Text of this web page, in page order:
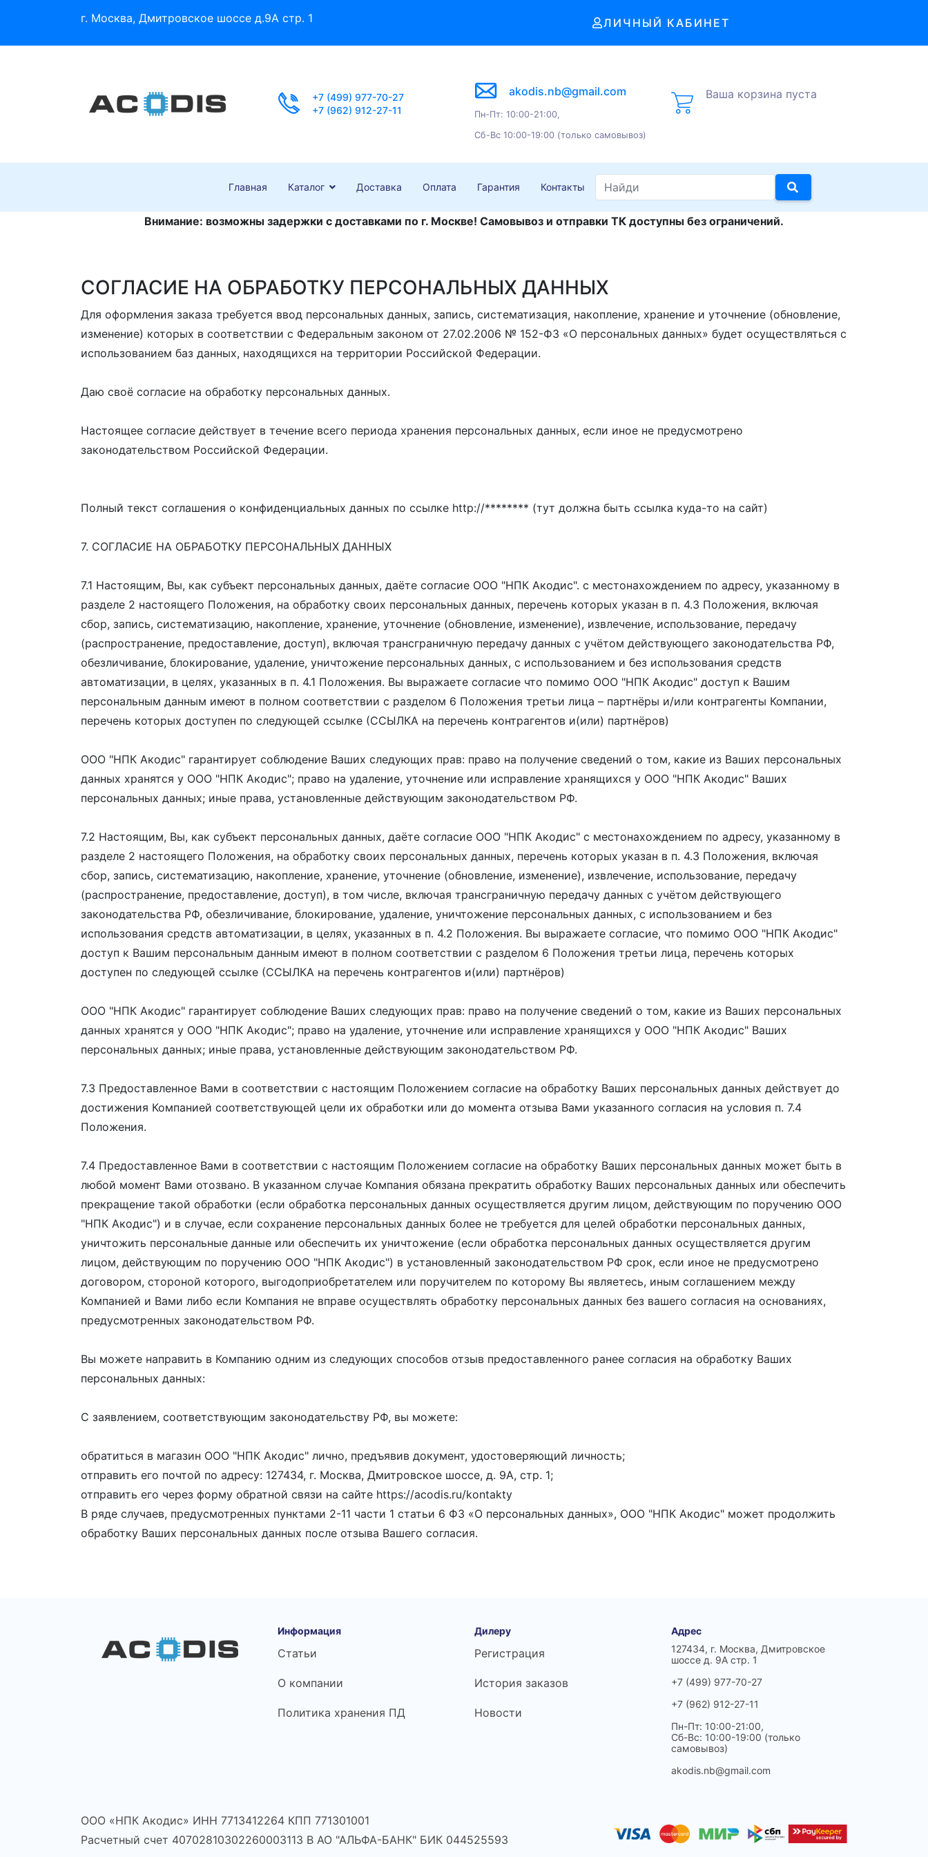
г. Москва, Дмитровское шоссе д.9А стр. 1 ЛИЧНЫЙ КАБИНЕТ
+7 (499) 977-70-27
+7 (962) 912-27-11
akodis.nb@gmail.com
Пн-Пт: 10:00-21:00,
Сб-Вс 10:00-19:00 (только самовывоз)
Ваша корзина пуста
Главная Каталог Доставка Оплата Гарантия Контакты
Внимание: возможны задержки с доставками по г. Москве! Самовывоз и отправки ТК доступны без ограничений.
СОГЛАСИЕ НА ОБРАБОТКУ ПЕРСОНАЛЬНЫХ ДАННЫХ
Для оформления заказа требуется ввод персональных данных, запись, систематизация, накопление, хранение и уточнение (обновление,
изменение) которых в соответствии с Федеральным законом от 27.02.2006 № 152-ФЗ «О персональных данных» будет осуществляться с
использованием баз данных, находящихся на территории Российской Федерации.
Даю своё согласие на обработку персональных данных.
Настоящее согласие действует в течение всего периода хранения персональных данных, если иное не предусмотрено
законодательством Российской Федерации.
Полный текст соглашения о конфиденциальных данных по ссылке http://******** (тут должна быть ссылка куда-то на сайт)
7. СОГЛАСИЕ НА ОБРАБОТКУ ПЕРСОНАЛЬНЫХ ДАННЫХ
7.1 Настоящим, Вы, как субъект персональных данных, даёте согласие ООО "НПК Акодис". с местонахождением по адресу, указанному в
разделе 2 настоящего Положения, на обработку своих персональных данных, перечень которых указан в п. 4.3 Положения, включая
сбор, запись, систематизацию, накопление, хранение, уточнение (обновление, изменение), извлечение, использование, передачу
(распространение, предоставление, доступ), включая трансграничную передачу данных с учётом действующего законодательства РФ,
обезличивание, блокирование, удаление, уничтожение персональных данных, с использованием и без использования средств
автоматизации, в целях, указанных в п. 4.1 Положения. Вы выражаете согласие что помимо ООО "НПК Акодис" доступ к Вашим
персональным данным имеют в полном соответствии с разделом 6 Положения третьи лица – партнёры и/или контрагенты Компании,
перечень которых доступен по следующей ссылке (ССЫЛКА на перечень контрагентов и(или) партнёров)
ООО "НПК Акодис" гарантирует соблюдение Ваших следующих прав: право на получение сведений о том, какие из Ваших персональных
данных хранятся у ООО "НПК Акодис"; право на удаление, уточнение или исправление хранящихся у ООО "НПК Акодис" Ваших
персональных данных; иные права, установленные действующим законодательством РФ.
7.2 Настоящим, Вы, как субъект персональных данных, даёте согласие ООО "НПК Акодис" с местонахождением по адресу, указанному в
разделе 2 настоящего Положения, на обработку своих персональных данных, перечень которых указан в п. 4.3 Положения, включая
сбор, запись, систематизацию, накопление, хранение, уточнение (обновление, изменение), извлечение, использование, передачу
(распространение, предоставление, доступ), в том числе, включая трансграничную передачу данных с учётом действующего
законодательства РФ, обезличивание, блокирование, удаление, уничтожение персональных данных, с использованием и без
использования средств автоматизации, в целях, указанных в п. 4.2 Положения. Вы выражаете согласие, что помимо ООО "НПК Акодис"
доступ к Вашим персональным данным имеют в полном соответствии с разделом 6 Положения третьи лица, перечень которых
доступен по следующей ссылке (ССЫЛКА на перечень контрагентов и(или) партнёров)
ООО "НПК Акодис" гарантирует соблюдение Ваших следующих прав: право на получение сведений о том, какие из Ваших персональных
данных хранятся у ООО "НПК Акодис"; право на удаление, уточнение или исправление хранящихся у ООО "НПК Акодис" Ваших
персональных данных; иные права, установленные действующим законодательством РФ.
7.3 Предоставленное Вами в соответствии с настоящим Положением согласие на обработку Ваших персональных данных действует до
достижения Компанией соответствующей цели их обработки или до момента отзыва Вами указанного согласия на условия п. 7.4
Положения.
7.4 Предоставленное Вами в соответствии с настоящим Положением согласие на обработку Ваших персональных данных может быть в
любой момент Вами отозвано. В указанном случае Компания обязана прекратить обработку Ваших персональных данных или обеспечить
прекращение такой обработки (если обработка персональных данных осуществляется другим лицом, действующим по поручению ООО
"НПК Акодис") и в случае, если сохранение персональных данных более не требуется для целей обработки персональных данных,
уничтожить персональные данные или обеспечить их уничтожение (если обработка персональных данных осуществляется другим
лицом, действующим по поручению ООО "НПК Акодис") в установленный законодательством РФ срок, если иное не предусмотрено
договором, стороной которого, выгодоприобретателем или поручителем по которому Вы являетесь, иным соглашением между
Компанией и Вами либо если Компания не вправе осуществлять обработку персональных данных без вашего согласия на основаниях,
предусмотренных законодательством РФ.
Вы можете направить в Компанию одним из следующих способов отзыв предоставленного ранее согласия на обработку Ваших
персональных данных:
С заявлением, соответствующим законодательству РФ, вы можете:
обратиться в магазин ООО "НПК Акодис" лично, предъявив документ, удостоверяющий личность;
отправить его почтой по адресу: 127434, г. Москва, Дмитровское шоссе, д. 9А, стр. 1;
отправить его через форму обратной связи на сайте https://acodis.ru/kontakty
В ряде случаев, предусмотренных пунктами 2-11 части 1 статьи 6 ФЗ «О персональных данных», ООО "НПК Акодис" может продолжить
обработку Ваших персональных данных после отзыва Вашего согласия.
Информация
Статьи
О компании
Политика хранения ПД
Дилеру
Регистрация
История заказов
Новости
Адрес
127434, г. Москва, Дмитровское
шоссе д. 9А стр. 1
+7 (499) 977-70-27
+7 (962) 912-27-11
Пн-Пт: 10:00-21:00,
Сб-Вс: 10:00-19:00 (только
самовывоз)
akodis.nb@gmail.com
ООО «НПК Акодис» ИНН 7713412264 КПП 771301001
Расчетный счет 40702810302260003113 В АО "АЛЬФА-БАНК" БИК 044525593